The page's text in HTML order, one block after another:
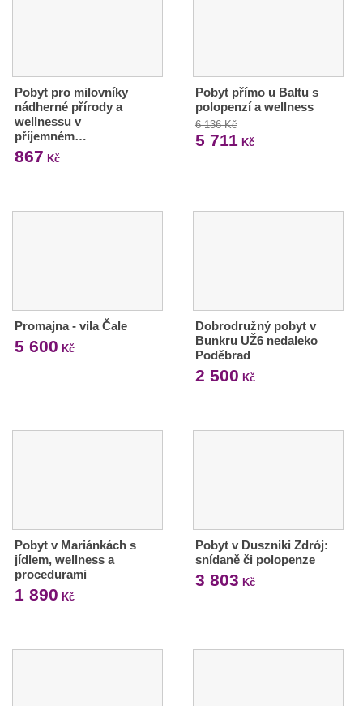
Pobyt pro milovníky
nádherné přírody a
wellnessu v
příjemném…
867 Kč
Pobyt přímo u Baltu s
polopenzí a wellness
6 136 Kč
5 711 Kč
Promajna - vila Čale
5 600 Kč
Dobrodružný pobyt v
Bunkru UŽ6 nedaleko
Poděbrad
2 500 Kč
Pobyt v Mariánkách s
jídlem, wellness a
procedurami
1 890 Kč
Pobyt v Duszniki Zdrój:
snídaně či polopenze
3 803 Kč